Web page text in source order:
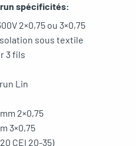
spécificités:
2×0,75 ou 3×0,75
sous textile
3 fils
Lin
2×0,75
3×0,75
CEI 20-35)